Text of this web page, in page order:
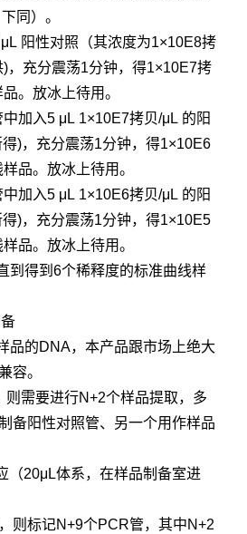
同）。
阳性对照（其浓度为1×10E8拷
，充分震荡1分钟，得1×10E7拷
。放冰上待用。
加入5 μL 1×10E7拷贝/μL 的阳
)，充分震荡1分钟，得1×10E6
品。放冰上待用。
加入5 μL 1×10E6拷贝/μL 的阳
)，充分震荡1分钟，得1×10E5
品。放冰上待用。
到得到6个稀释度的标准曲线样
品的DNA，本产品跟市场上绝大
容。
则需要进行N+2个样品提取，多
备阳性对照管、另一个用作样品
（20μL体系，在样品制备室进
则标记N+9个PCR管，其中N+2